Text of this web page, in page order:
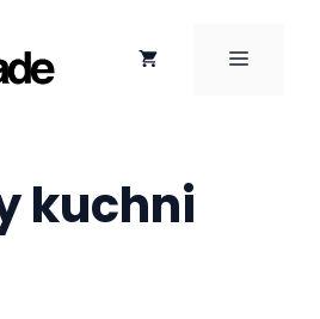
MENU
kuchni